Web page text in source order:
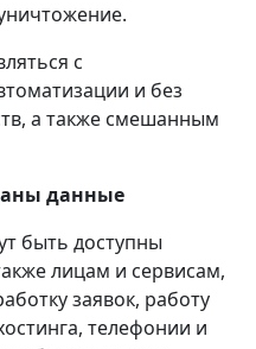
с
и без
а также смешанным
данные
быть доступны
лицам и сервисам,
заявок, работу
телефонии и